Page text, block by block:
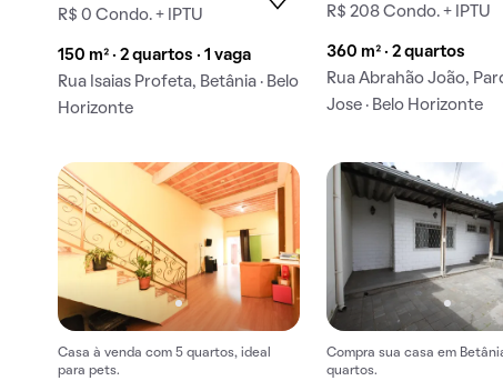
R$ 0 Condo. + IPTU
150 m² · 2 quartos · 1 vaga
Rua Isaias Profeta, Betânia · Belo
Horizonte
R$ 208 Condo. + IPTU
360 m² · 2 quartos
Rua Abrahão João,
Jose · Belo Horizonte
Casa à venda com 5 quartos, ideal
para pets.
Compra sua casa em
quartos.